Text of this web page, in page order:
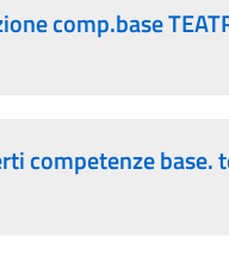
comp.base
competenze base.